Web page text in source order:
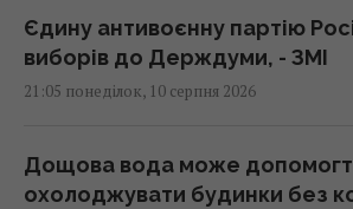
Єдину антивоєнну партію
виборів до Держдуми, - ЗМІ
21:05 понеділок, 10 серпня 2026
Дощова вода може
охолоджувати будинки без